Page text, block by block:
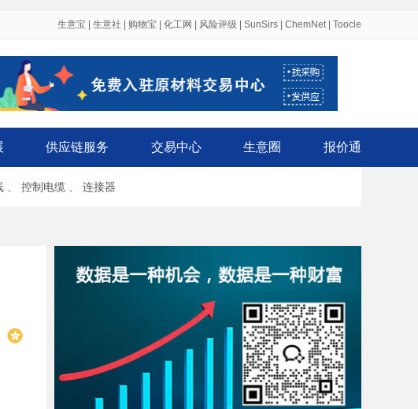
生意宝 生意社 购物宝 化工网 风险评级 SunSirs ChemNet| Toocle
供应链服务 交易中心 生意圈 报价通
控制电缆 连接器